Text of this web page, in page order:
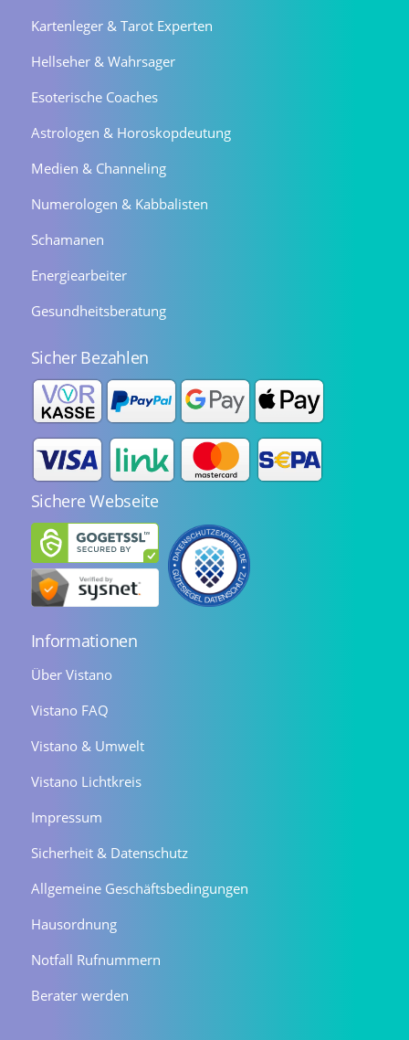
Kartenleger & Tarot Experten
Hellseher & Wahrsager
Esoterische Coaches
Astrologen & Horoskopdeutung
Medien & Channeling
Numerologen & Kabbalisten
Schamanen
Energiearbeiter
Gesundheitsberatung
Sicher Bezahlen
Sichere Webseite
Informationen
Über Vistano
Vistano FAQ
Vistano & Umwelt
Vistano Lichtkreis
Impressum
Sicherheit & Datenschutz
Allgemeine Geschäftsbedingungen
Hausordnung
Notfall Rufnummern
Berater werden